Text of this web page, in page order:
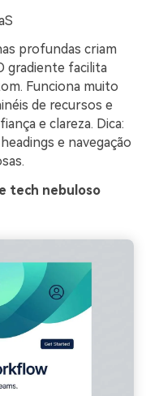
profundas criam
gradiente facilita
Funciona muito
de recursos e
e clareza. Dica:
e navegação
tech nebuloso